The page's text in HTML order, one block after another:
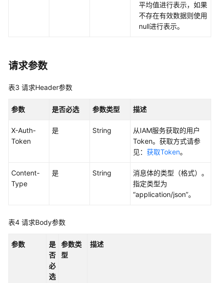
ListSeries
查
时
序
数
-
查
询
监
平均值进行表示，如果
不存在有效数据则使用
null进行表示。
请求参数
表3 请求Header参数
参数 是否必选 参数类型 描述
X-Auth-
Token
是 String
从IAM服务获取的用户
Token。获取方式请参
见： 获取Token。
Content-
Type
是 String
消息体的类型（格式）。
指定类型为
“application/json”。
表4 请求Body参数
参数
是
否
必
选
参数类
型
描述